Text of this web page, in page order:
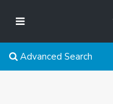
Advanced Search